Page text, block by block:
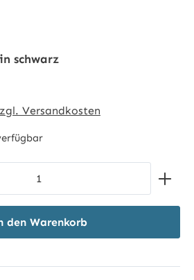
schwarz
Versandkosten
den gewünschten Wert ein
den Warenkorb